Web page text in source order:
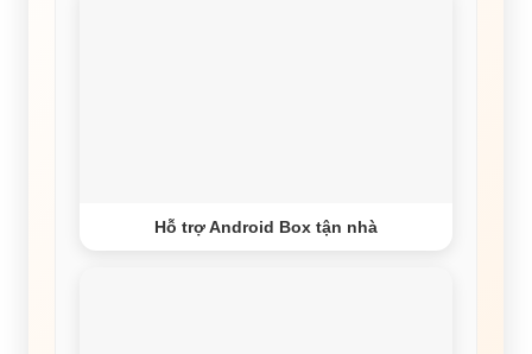
Hỗ trợ Android Box tận nhà